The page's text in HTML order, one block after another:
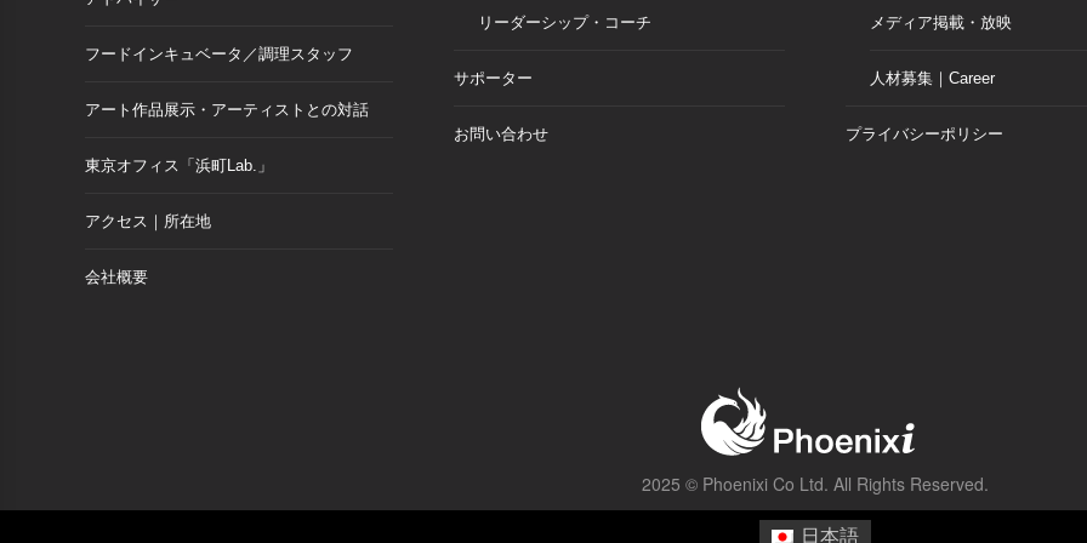
フードインキュベータ／調理スタッフ
アート作品展示・アーティストとの対話
東京オフィス「浜町Lab.」
アクセス｜所在地
会社概要
リーダーシップ・コーチ
サポーター
お問い合わせ
メディア掲載・放映
人材募集｜Career
プライバシーポリシー
2025 © Phoenixi Co Ltd. All Rights Reserved.
日本語